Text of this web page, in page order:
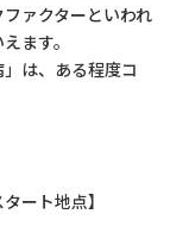
ァクターといわれ
ます。
は、ある程度コ
ート地点】